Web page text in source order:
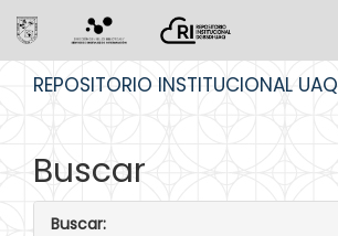
REPOSITORIO INSTITUCIONAL UAQ
Buscar
Buscar: